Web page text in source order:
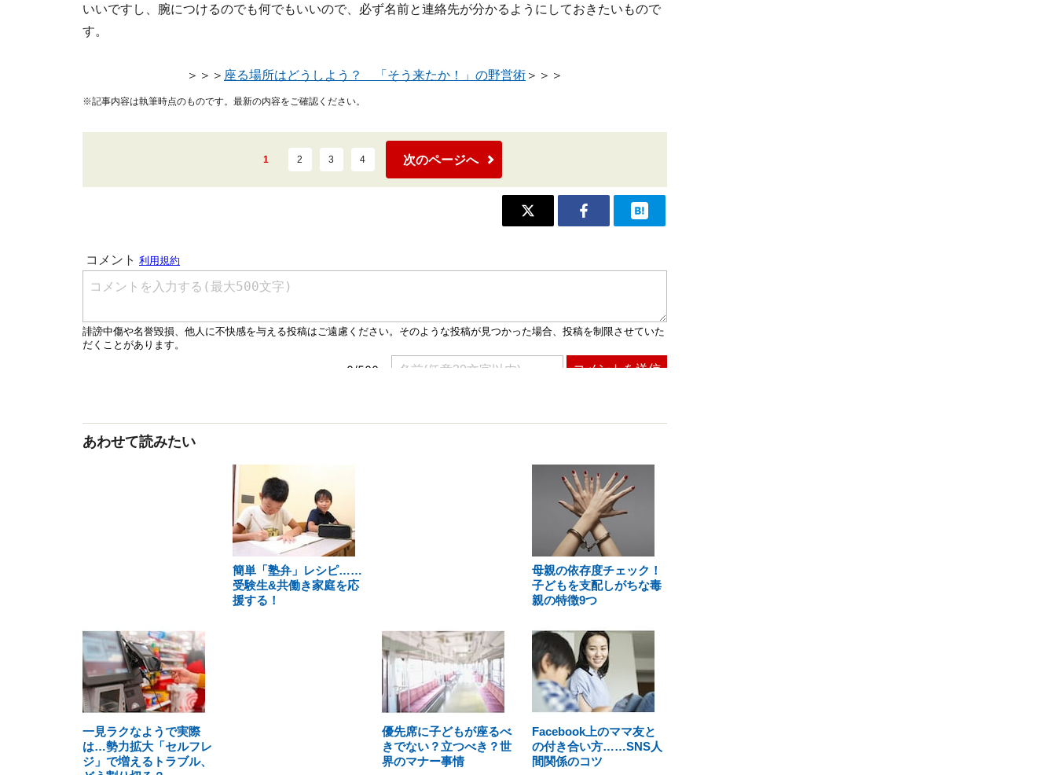
いいですし、腕につけるのでも何でもいいので、必ず名前と連絡先が分かるようにしておきたいもので
す。
＞＞＞ 座る場所はどうしよう？ 「そう来たか！」の野営術 ＞＞＞
※記事内容は執筆時点のものです。最新の内容をご確認ください。
1 2 3 4 次のページへ
あわせて読みたい
簡単「塾弁」レシピ……
受験生&共働き家庭を応
援する！
母親の依存度チェック！
子どもを支配しがちな毒
親の特徴9つ
一見ラクなようで実際
は…勢力拡大「セルフレ
ジ」で増えるトラブル、
優先席に子どもが座るべ
きでない？立つべき？世
界のマナー事情
Facebook上のママ友と
の付き合い方……SNS人
間関係のコツ